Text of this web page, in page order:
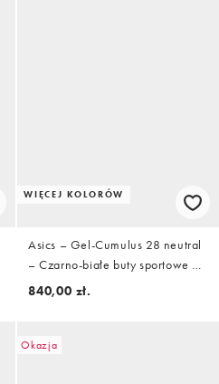
WIĘCEJ KOLORÓW
Asics – Gel-Cumulus 28 neutral
– Czarno-białe buty sportowe do
biegania
840,00 zł.
Okazja